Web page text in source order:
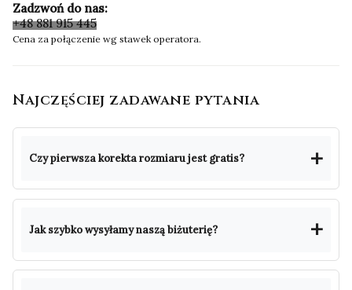
Zadzwoń do nas:
+48 881 915 445
Cena za połączenie wg stawek operatora.
Najczęściej zadawane pytania
Czy pierwsza korekta rozmiaru jest gratis?
Jak szybko wysyłamy naszą biżuterię?